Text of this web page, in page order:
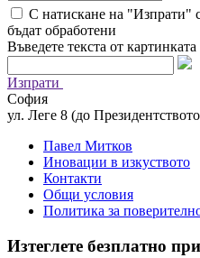
С натискане на "Изпрати"
бъдат обработени
Въведете текста от картинката
Изпрати
София
ул. Леге 8 (до
Павел Митков
Иновации в изкуството
Контакти
Общи условия
Политика за
Изтеглете безплатно